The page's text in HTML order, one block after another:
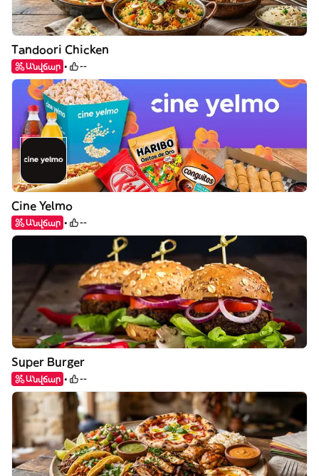
Tandoori Chicken
Անվճար --
Cine Yelmo
Անվճար --
Super Burger
Անվճար --